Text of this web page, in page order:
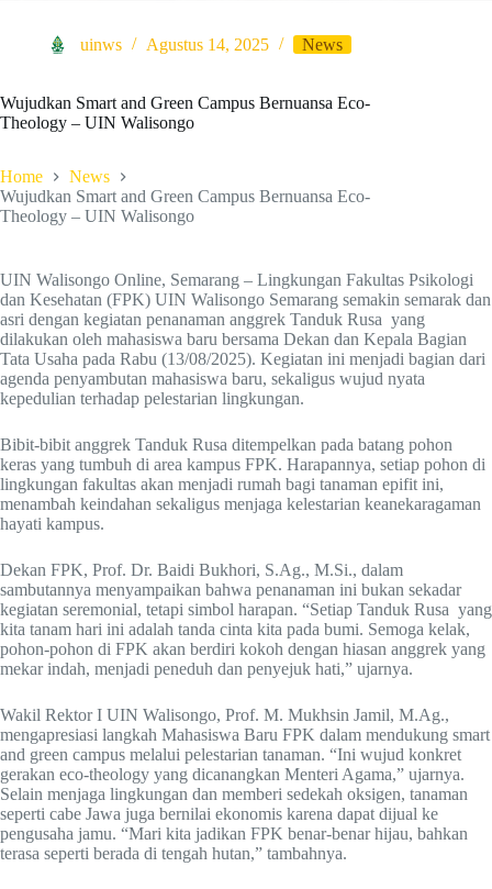
uinws Agustus 14, 2025 News
Wujudkan Smart and Green Campus Bernuansa Eco-
Theology – UIN Walisongo
Home
News
Wujudkan Smart and Green Campus Bernuansa Eco-
Theology – UIN Walisongo
UIN Walisongo Online, Semarang – Lingkungan Fakultas Psikologi
dan Kesehatan (FPK) UIN Walisongo Semarang semakin semarak dan
asri dengan kegiatan penanaman anggrek Tanduk Rusa yang
dilakukan oleh mahasiswa baru bersama Dekan dan Kepala Bagian
Tata Usaha pada Rabu (13/08/2025). Kegiatan ini menjadi bagian dari
agenda penyambutan mahasiswa baru, sekaligus wujud nyata
kepedulian terhadap pelestarian lingkungan.
Bibit-bibit anggrek Tanduk Rusa ditempelkan pada batang pohon
keras yang tumbuh di area kampus FPK. Harapannya, setiap pohon di
lingkungan fakultas akan menjadi rumah bagi tanaman epifit ini,
menambah keindahan sekaligus menjaga kelestarian keanekaragaman
hayati kampus.
Dekan FPK, Prof. Dr. Baidi Bukhori, S.Ag., M.Si., dalam
sambutannya menyampaikan bahwa penanaman ini bukan sekadar
kegiatan seremonial, tetapi simbol harapan. “Setiap Tanduk Rusa yang
kita tanam hari ini adalah tanda cinta kita pada bumi. Semoga kelak,
pohon-pohon di FPK akan berdiri kokoh dengan hiasan anggrek yang
mekar indah, menjadi peneduh dan penyejuk hati,” ujarnya.
Wakil Rektor I UIN Walisongo, Prof. M. Mukhsin Jamil, M.Ag.,
mengapresiasi langkah Mahasiswa Baru FPK dalam mendukung smart
and green campus melalui pelestarian tanaman. “Ini wujud konkret
gerakan eco-theology yang dicanangkan Menteri Agama,” ujarnya.
Selain menjaga lingkungan dan memberi sedekah oksigen, tanaman
seperti cabe Jawa juga bernilai ekonomis karena dapat dijual ke
pengusaha jamu. “Mari kita jadikan FPK benar-benar hijau, bahkan
terasa seperti berada di tengah hutan,” tambahnya.